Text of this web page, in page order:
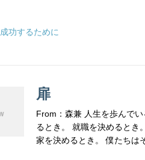
成功するために
扉
From：森兼 人生を歩んで
るとき。 就職を決めるとき
家を決めるとき。 僕たちは